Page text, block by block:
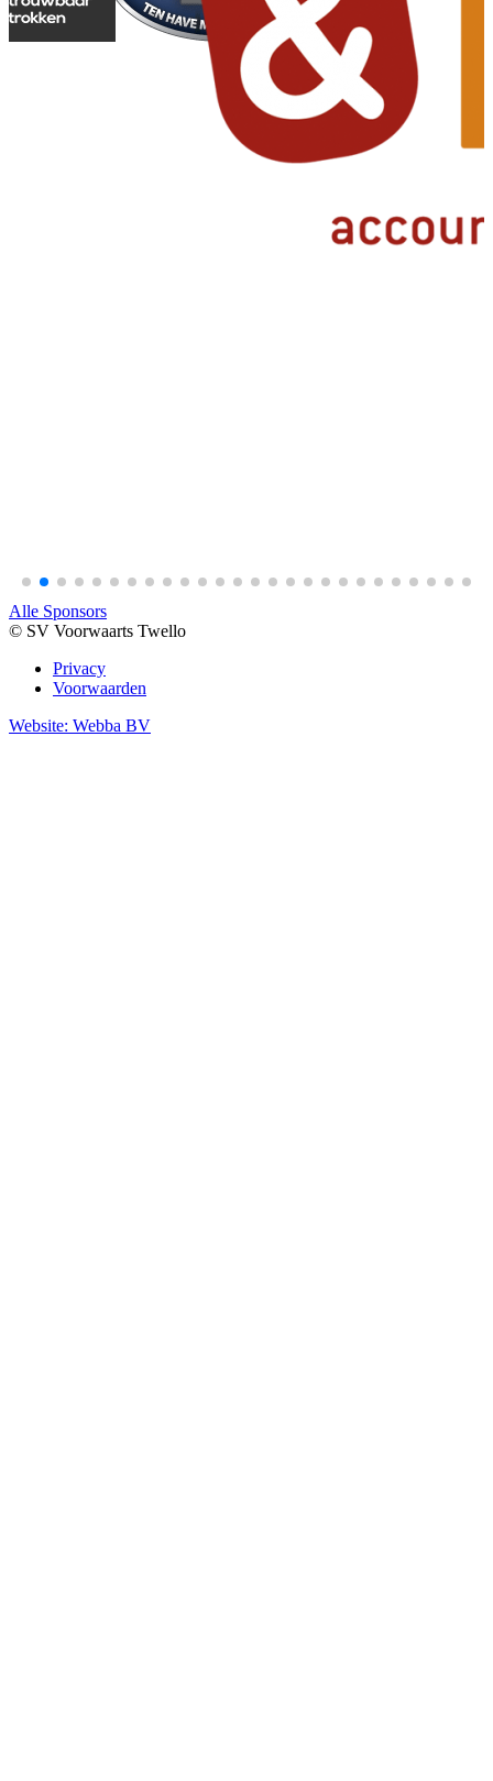
Alle Sponsors
© SV Voorwaarts Twello
Privacy
Voorwaarden
Website: Webba BV